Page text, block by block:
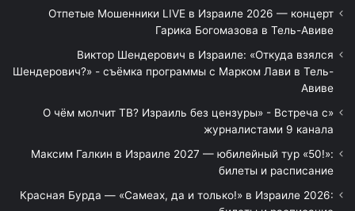
Отпетые Мошенники LIVE в Израиле 2026 — концерт
Гарика Богомазова в Тель-Авиве
Виктор Шендерович в Израиле: «Откуда взялся
Шендерович?» - съёмка программы с Марком Лави в Тель-
Авиве
«О чём молчит ТВ? Израиль без цензуры» - Встреча с
журналистами 9 канала
Максим Галкин в Израиле 2027 — юбилейный тур «50!»:
билеты и расписание
Красная Бурда — «Самеах, да и только!» в Израиле 2026: